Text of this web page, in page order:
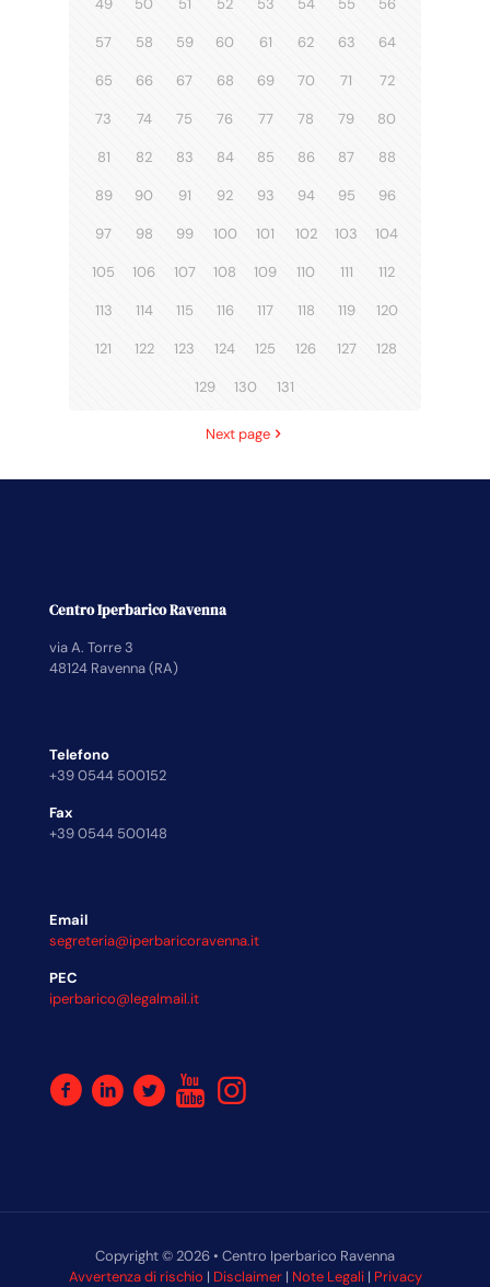
57 58 59 60 61 62 63 64
65 66 67 68 69 70 71 72
73 74 75 76 77 78 79 80
81 82 83 84 85 86 87 88
89 90 91 92 93 94 95 96
97 98 99 100 101 102 103 104
105 106 107 108 109 110 111 112
113 114 115 116 117 118 119 120
121 122 123 124 125 126 127 128
129 130 131
Next page
Centro Iperbarico Ravenna
via A. Torre 3
48124 Ravenna (RA)
Telefono
+39 0544 500152
Fax
+39 0544 500148
Email
segreteria@iperbaricoravenna.it
PEC
iperbarico@legalmail.it
Copyright © 2026 • Centro Iperbarico Ravenna
Avvertenza di rischio | Disclaimer| Note Legali| Privacy